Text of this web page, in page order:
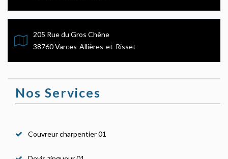
205 Rue du Gros Chêne
38760 Varces-Allières-et-Risset
Nos Services
Couvreur charpentier 01